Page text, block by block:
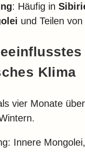
: Häufig in
und Teilen von
Klima
vier Monate
Innere